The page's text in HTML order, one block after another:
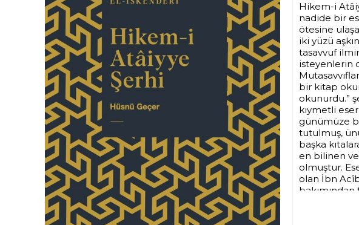
Hikem-i
nadide bir
ötesine
iki yüzü
tasavvuf
isteyenlerin
bir kitap
okunurdu.”
kıymetli
günümüze
tutulmuş,
başka
en bilinen
olmuştur.
olan İbn
bakımından